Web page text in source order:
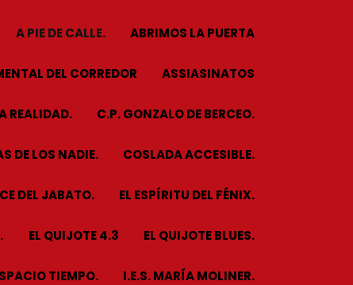
A PIE DE CALLE. ABRIMOS LA PUERTA
DEL CORREDOR ASSIASINATOS
REALIDAD. C.P. GONZALO DE BERCEO.
DE LOS NADIE. COSLADA ACCESIBLE.
DEL JABATO. EL ESPÍRITU DEL FÉNIX.
EL QUIJOTE 4.3 EL QUIJOTE BLUES.
TIEMPO. I.E.S. MARÍA MOLINER.